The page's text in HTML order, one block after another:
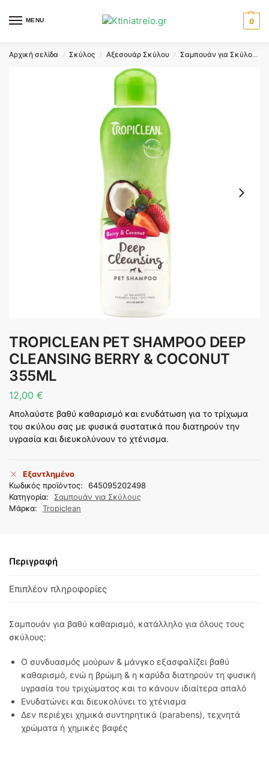
MENU 0
Αρχική σελίδα / Σκύλος / Αξεσουάρ Σκύλου / Σαμπουάν για Σκύλους
TROPICLEAN PET SHAMPOO DEEP
CLEANSING BERRY & COCONUT
355ML
12,00 €
Απολαύστε βαθύ καθαρισμό και ενυδάτωση για το τρίχωμα
του σκύλου σας με φυσικά συστατικά που διατηρούν την
υγρασία και διευκολύνουν το χτένισμα.
Εξαντλημένο
Κωδικός προϊόντος:
645095202498
Κατηγορία:
Σαμπουάν για Σκύλους
Μάρκα:
Tropiclean
Περιγραφή
Επιπλέον πληροφορίες
Σαμπουάν για βαθύ καθαρισμό, κατάλληλο για όλους τους
σκύλους:
Ο συνδυασμός μούρων & μάνγκο εξασφαλίζει βαθύ
καθαρισμό, ενώ η βρώμη & η καρύδα διατηρούν τη φυσική
υγρασία του τριχώματος και το κάνουν ιδιαίτερα απαλό
Ενυδατώνει και διευκολύνει το χτένισμα
Δεν περιέχει χημικά συντηρητικά (parabens), τεχνητά
χρώματα ή χημικές βαφές